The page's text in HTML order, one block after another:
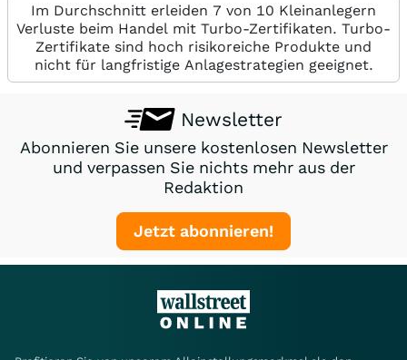
Im Durchschnitt erleiden 7 von 10 Kleinanlegern
Verluste beim Handel mit Turbo-Zertifikaten. Turbo-
Zertifikate sind hoch risikoreiche Produkte und
nicht für langfristige Anlagestrategien geeignet.
Newsletter
Abonnieren Sie unsere kostenlosen Newsletter
und verpassen Sie nichts mehr aus der
Redaktion
Jetzt abonnieren!